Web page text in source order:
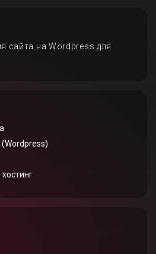
сайта на Wordpress для